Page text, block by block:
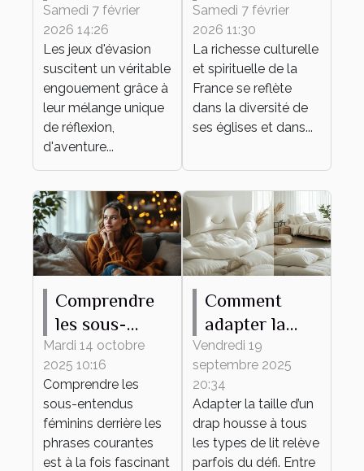
vos chances
de succès
dans un jeu
d'évasion
Samedi 7 février
2026 14:26
Les jeux d'évasion
suscitent un véritable
engouement grâce à
leur mélange unique
de réflexion,
d'aventure...
églises
françaises à
travers leurs
messes
Samedi 7 février
2026 11:30
La richesse culturelle
et spirituelle de la
France se reflète
dans la diversité de
ses églises et dans...
Comprendre
les sous-
entendus
féminins
derrière les
phrases
courantes
Mardi 14 octobre
2025 10:16
Comprendre les
sous-entendus
féminins derrière les
phrases courantes
est à la fois fascinant
Comment
adapter la
taille de votre
drap housse à
tout type de
lit ?
Vendredi 19
septembre 2025
20:34
Adapter la taille d’un
drap housse à tous
les types de lit relève
parfois du défi. Entre